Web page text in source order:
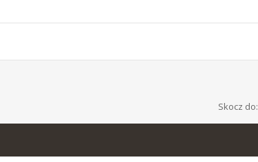
Skocz do: